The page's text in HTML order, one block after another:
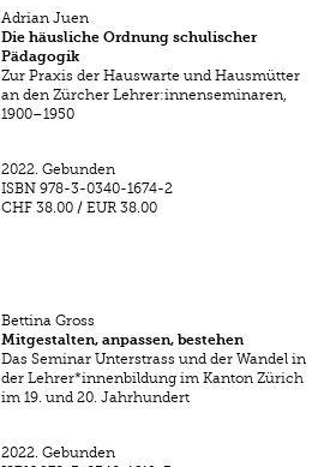
Adrian Juen
Die häusliche Ordnung schulischer
Pädagogik
Zur Praxis der Hauswarte und Hausmütter
an den Zürcher Lehrer:innenseminaren,
1900–1950
2022. Gebunden
ISBN 978-3-0340-1674-2
CHF 38.00 /EUR 38.00
Bettina Gross
Mitgestalten, anpassen, bestehen
Das Seminar Unterstrass und der Wandel in
der Lehrer*innenbildung im Kanton Zürich
im 19. und 20. Jahrhundert
2022. Gebunden